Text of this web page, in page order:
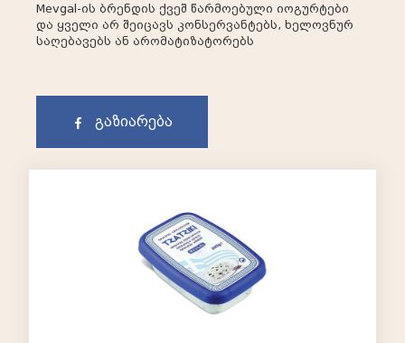
Mevgal-ის ბრენდის ქვეშ წარმოებული იოგურტები
და ყველი არ შეიცავს კონსერვანტებს, ხელოვნურ
საღებავებს ან არომატიზატორებს
გაზიარება